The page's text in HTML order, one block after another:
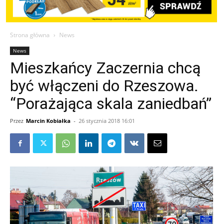
Strona główna News
News
Mieszkańcy Zaczernia chcą
być włączeni do Rzeszowa.
“Porażająca skala zaniedbań”
Przez Marcin Kobiałka - 26 stycznia 2018 16:01